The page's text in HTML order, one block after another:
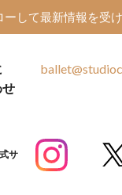
ーして最新情報を受
サ